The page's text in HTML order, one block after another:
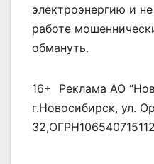
электроэнергию и
работе
обмануть.
16+ Реклама АО
г.Новосибирск, ул.